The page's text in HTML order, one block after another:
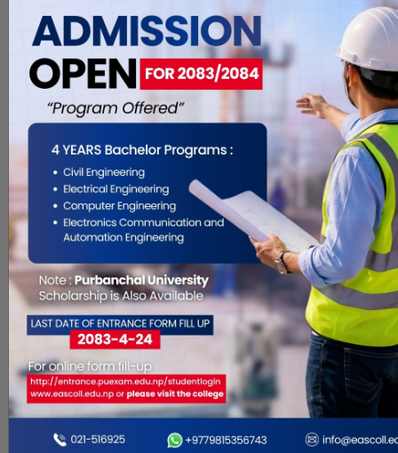
शुरु-शुरुमा रोपेका धानहरुलाई त अब गोडने
बेला नै भईसक्यो । भदौरे धानकावालाहरु
फुट्न पनि थालिसके र अब यो रोपाई पछिको
आनन्न समयमा थप आन्नदमय बनाउन लस्कर
लागेर चाडपर्वहरु आगनमन हुन थालि सकेको
छन् । यी चाडवाडहरुले जीवनमा एउटा बेग्लै.
फरासिला बाजेको निरसिलो
कथा : ‘रोगले छोएन, दुःखले
छोडेन’
Aug 10, 2022
गलेश्वर । मानिसको जीवनमा निकै
विरोधाभाषपूर्ण स्थिति पनि उत्पन्न हुँदोरहेछ
भन्ने गतिलो उदाहरण बन्नु भएको छ म्याग्दीको
बेनी नगरपालिका–२ बगरफाँटका ९७ वर्षिय
खड्गबहादुर थापा । उमेरले ९७ औं वसन्त
पार गरेपनि उहाँले जीवनमा कहिल्यै पनि
सुख प्राप्त गर्न सक्नुभएन । स्वस्थ शरीर र
फरासिलो अनुहार भएपनि मनभित्�. . .